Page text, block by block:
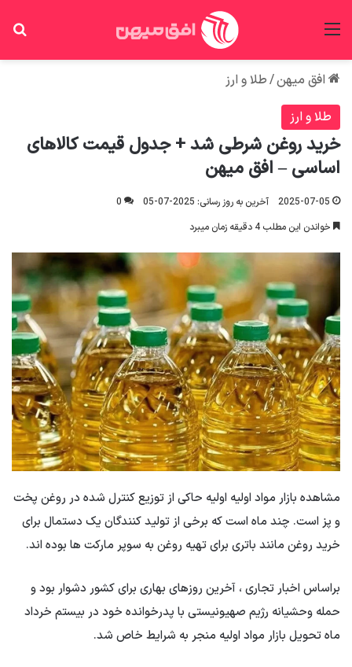
افق میهن/طلا و ارز
طلا و ارز
خرید روغن شرطی شد + جدول قیمت کالاهای
اساسی – افق میهن
2025-07-05 آخرین به روز رسانی: 2025-07-05
0
خواندن این مطلب 4 دقیقه زمان میبرد
مشاهده بازار مواد اولیه اولیه حاکی از توزیع کنترل شده در روغن پخت
و پز است. چند ماه است که برخی از تولید کنندگان یک دستمال برای
خرید روغن مانند باتری برای تهیه روغن به سوپر مارکت ها بوده اند.
براساس اخبار تجاری ، آخرین روزهای بهاری برای کشور دشوار بود و
حمله وحشیانه رژیم صهیونیستی با پدرخوانده خود در بیستم خرداد
ماه تحویل بازار مواد اولیه منجر به شرایط خاص شد.